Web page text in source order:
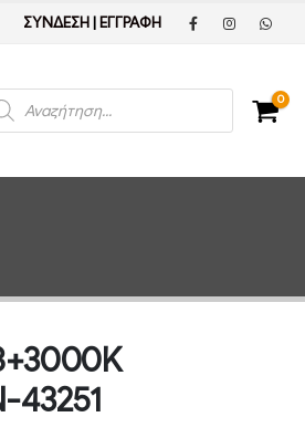
ΣΥΝΔΕΣΗ| ΕΓΓΡΑΦΗ
0
43251